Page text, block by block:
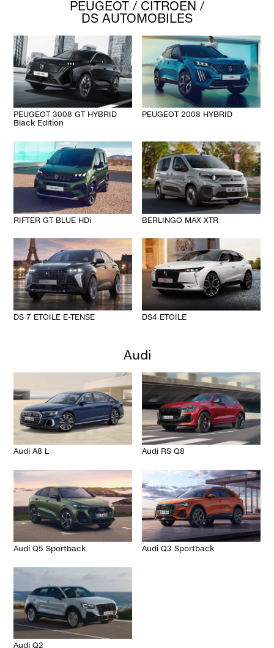
PEUGEOT / CITROËN /
DS AUTOMOBILES
PEUGEOT 3008 GT HYBRID
Black Edition
PEUGEOT 2008 HYBRID
RIFTER GT BLUE HDi BERLINGO MAX XTR
DS 7 ETOILE E-TENSE DS4 ETOILE
Audi
Audi A8 L Audi RS Q8
Audi Q5 Sportback Audi Q3 Sportback
Audi Q2